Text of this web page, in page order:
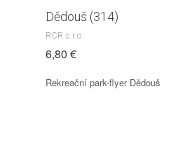
Dědouš (314)
RCR s.r.o.
6,80 €
Rekreační park-flyer Dědouš